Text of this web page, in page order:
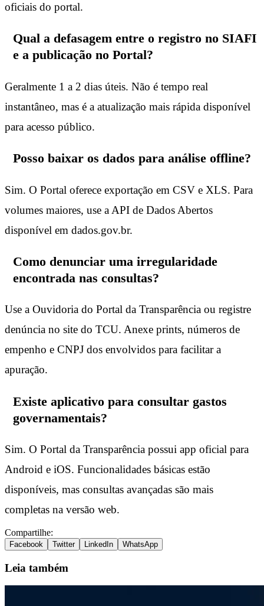
oficiais do portal.
Qual a defasagem entre o registro no SIAFI
e a publicação no Portal?
Geralmente 1 a 2 dias úteis. Não é tempo real
instantâneo, mas é a atualização mais rápida disponível
para acesso público.
Posso baixar os dados para análise offline?
Sim. O Portal oferece exportação em CSV e XLS. Para
volumes maiores, use a API de Dados Abertos
disponível em dados.gov.br.
Como denunciar uma irregularidade
encontrada nas consultas?
Use a Ouvidoria do Portal da Transparência ou registre
denúncia no site do TCU. Anexe prints, números de
empenho e CNPJ dos envolvidos para facilitar a
apuração.
Existe aplicativo para consultar gastos
governamentais?
Sim. O Portal da Transparência possui app oficial para
Android e iOS. Funcionalidades básicas estão
disponíveis, mas consultas avançadas são mais
completas na versão web.
Compartilhe:
Facebook Twitter LinkedIn WhatsApp
Leia também